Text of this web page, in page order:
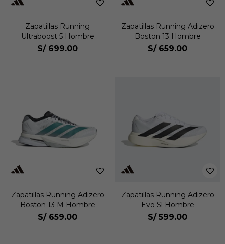
Zapatillas Running
Ultraboost 5 Hombre
S/ 699.00
Zapatillas Running Adizero
Boston 13 Hombre
S/ 659.00
Zapatillas Running Adizero
Boston 13 M Hombre
S/ 659.00
Zapatillas Running Adizero
Evo Sl Hombre
S/ 599.00